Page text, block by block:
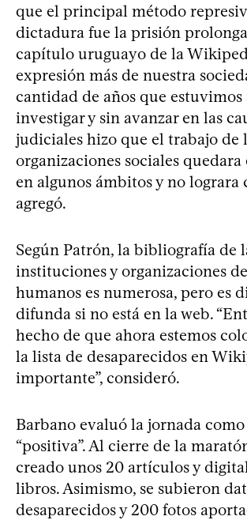
que el principal método
dictadura fue la prisión
capítulo uruguayo de la
expresión más de nuestra
cantidad de años que estuvimos
investigar y sin avanzar en las
judiciales hizo que el trabajo de
organizaciones sociales
en algunos ámbitos y no lograra
agregó.
Según Patrón, la bibliografía de
instituciones y organizaciones
humanos es numerosa, pero es
difunda si no está en la web.
hecho de que ahora estemos
la lista de desaparecidos en
importante”, consideró.
Barbano evaluó la jornada
“positiva”. Al cierre de la
creado unos 20 artículos y
libros. Asimismo, se subieron
desaparecidos y 200 fotos